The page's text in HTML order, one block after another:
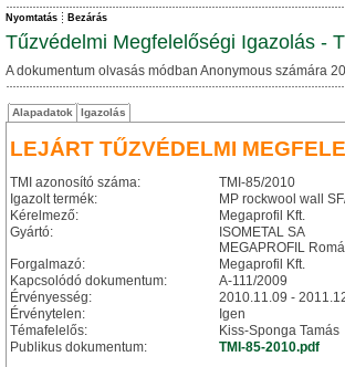
Nyomtatás Bezárás
Tűzvédelmi Megfelelőségi Igazolás -
A dokumentum olvasás módban Anonymous számára
Alapadatok Igazolás
LEJÁRT TŰZVÉDELMI
TMI azonosító száma:
TMI-85/2010
Igazolt termék:
MP rockwool wall
Kérelmező:
Megaprofil Kft.
Gyártó:
ISOMETAL SA
MEGAPROFIL
Forgalmazó:
Megaprofil Kft.
Kapcsolódó dokumentum:
A-111/2009
Érvényesség:
2010.11.09 -
Érvénytelen:
Igen
Témafelelős:
Kiss-Sponga Tamás
Publikus dokumentum:
TMI-85-2010.pdf